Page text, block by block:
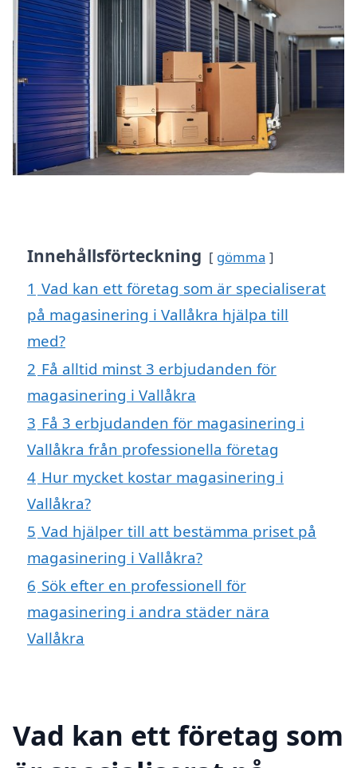
Innehållsförteckning gömma
1 Vad kan ett företag som är specialiserat
på magasinering i Vallåkra hjälpa till
med?
2 Få alltid minst 3 erbjudanden för
magasinering i Vallåkra
3 Få 3 erbjudanden för magasinering i
Vallåkra från professionella företag
4 Hur mycket kostar magasinering i
Vallåkra?
5 Vad hjälper till att bestämma priset på
magasinering i Vallåkra?
6 Sök efter en professionell för
magasinering i andra städer nära
Vallåkra
Vad kan ett företag som